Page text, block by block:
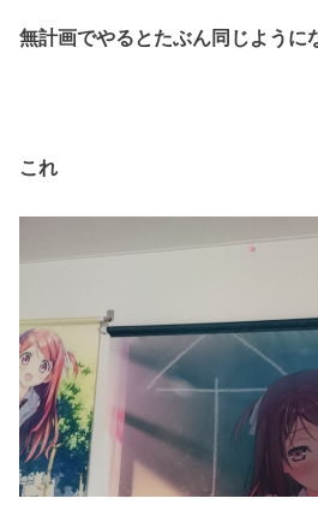
無計画でやるとたぶん同じように
これ